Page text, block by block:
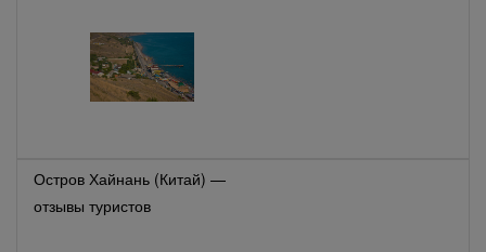
Остров Хайнань (Китай) —
отзывы туристов